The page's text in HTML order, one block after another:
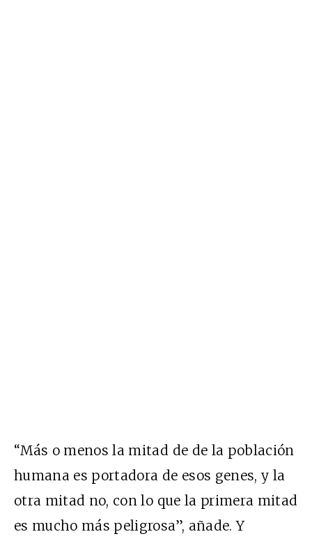
“Más o menos la mitad de de la población
humana es portadora de esos genes, y la
otra mitad no, con lo que la primera mitad
es mucho más peligrosa”, añade. Y